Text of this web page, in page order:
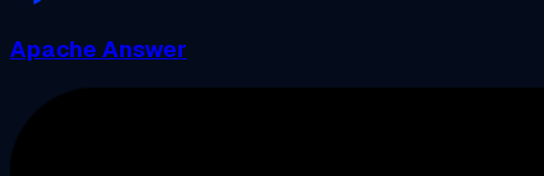
Apache Answer